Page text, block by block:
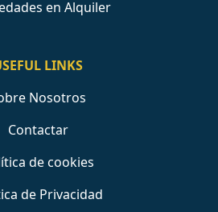
en Alquiler
LINKS
Nosotros
Contactar
de cookies
de Privacidad